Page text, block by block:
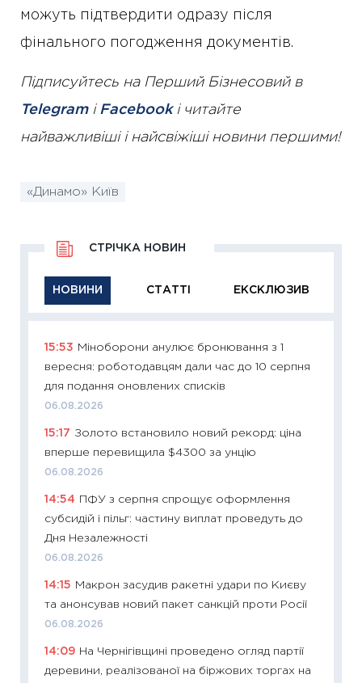
можуть підтвердити одразу після
фінального погодження документів.
Підписуйтесь на Перший Бізнесовий в
Telegramі Facebookі читайте
найважливіші і найсвіжіші новини першими!
«Динамо» Київ
НОВИНИ СТАТТІ ЕКСКЛЮЗИВ
СТРІЧКА НОВИН
15:53 Міноборони анулює бронювання з 1
вересня: роботодавцям дали час до 10 серпня
для подання оновлених списків
06.08.2026
15:17 Золото встановило новий рекорд: ціна
вперше перевищила $4300 за унцію
06.08.2026
14:54
ПФУ з серпня спрощує оформлення
субсидій і пільг: частину виплат проведуть до
Дня Незалежності
06.08.2026
14:15 Макрон засудив ракетні удари по Києву
та анонсував новий пакет санкцій проти Росії
06.08.2026
14:09 На Чернігівщині проведено огляд партії
деревини, реалізованої на біржових торгах на